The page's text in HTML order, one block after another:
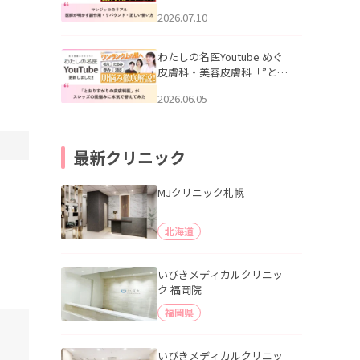
医師が明かす副作用・リバ
公開いたしました。
2026.07.10
わたしの名医Youtube めぐ
皮膚科・美容皮膚科「”とお
ッズの肌悩みに本気で答え
2026.06.05
最新クリニック
MJクリニック札幌
北海道
いびきメディカルクリニッ
ク 福岡院
福岡県
いびきメディカルクリニッ